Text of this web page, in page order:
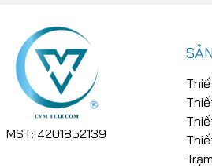
MST: 4201852139